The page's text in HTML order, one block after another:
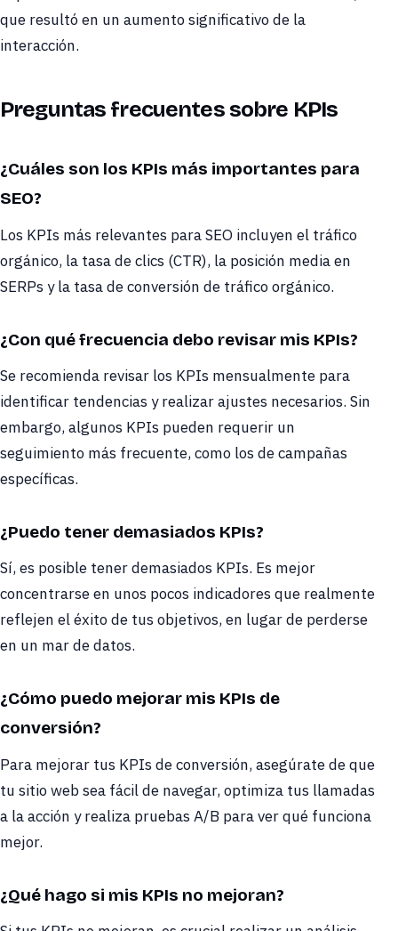
que resultó en un aumento significativo de la
interacción.
Preguntas frecuentes sobre KPIs
¿Cuáles son los KPIs más importantes para
SEO?
Los KPIs más relevantes para SEO incluyen el tráfico
orgánico, la tasa de clics (CTR), la posición media en
SERPs y la tasa de conversión de tráfico orgánico.
¿Con qué frecuencia debo revisar mis KPIs?
Se recomienda revisar los KPIs mensualmente para
identificar tendencias y realizar ajustes necesarios. Sin
embargo, algunos KPIs pueden requerir un
seguimiento más frecuente, como los de campañas
específicas.
¿Puedo tener demasiados KPIs?
Sí, es posible tener demasiados KPIs. Es mejor
concentrarse en unos pocos indicadores que realmente
reflejen el éxito de tus objetivos, en lugar de perderse
en un mar de datos.
¿Cómo puedo mejorar mis KPIs de
conversión?
Para mejorar tus KPIs de conversión, asegúrate de que
tu sitio web sea fácil de navegar, optimiza tus llamadas
a la acción y realiza pruebas A/B para ver qué funciona
mejor.
¿Qué hago si mis KPIs no mejoran?